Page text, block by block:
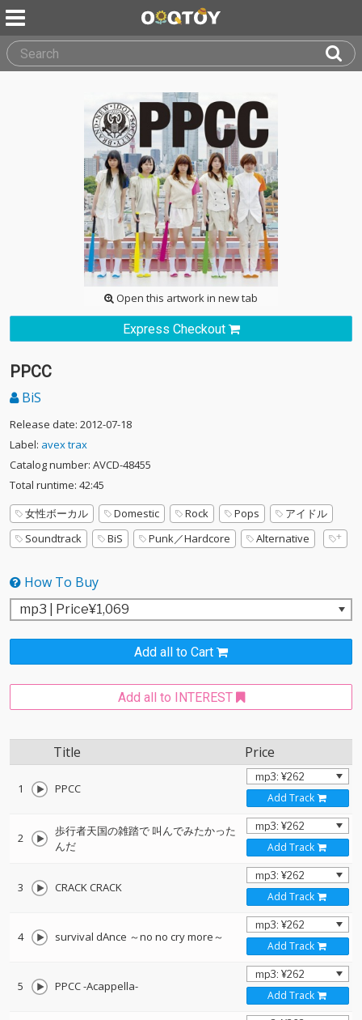
Open this artwork in new tab
Express Checkout
PPCC
BiS
Release date: 2012-07-18
Label: avex trax
Catalog number: AVCD-48455
Total runtime: 42:45
女性ボーカル
Domestic Rock Pops
アイドル
Soundtrack
BiS Punk／Hardcore Alternative
How To Buy
Add all to Cart
Add all to INTEREST
Title Price
1 PPCC
Add Track
2
歩行者天国の雑踏で 叫んでみたかった
んだ
Add Track
3 CRACK CRACK
Add Track
4 survival dAnce ～no no cry more～
Add Track
5 PPCC -Acappella-
Add Track